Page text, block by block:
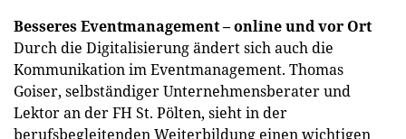
Besseres Eventmanagement – online und vor Ort
Durch die Digitalisierung ändert sich auch die
Kommunikation im Eventmanagement. Thomas
Goiser, selbständiger Unternehmensberater und
Lektor an der FH St. Pölten, sieht in der
berufsbegleitenden Weiterbildung einen wichtigen